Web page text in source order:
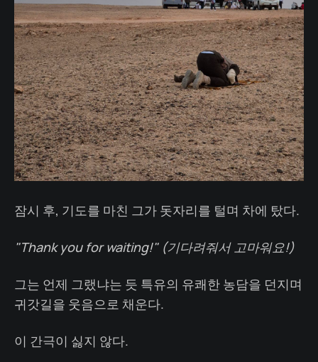
잠시 후, 기도를 마친 그가 돗자리를 털며 차에 탔다.
"Thank you for waiting!" (기다려줘서 고마워요!)
그는 언제 그랬냐는 듯 특유의 유쾌한 농담을 던지며
귀갓길을 웃음으로 채운다.
이 간극이 싫지 않다.